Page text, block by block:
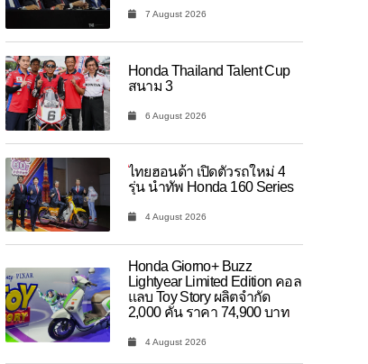
7 August 2026
Honda Thailand Talent Cup
สนาม 3
6 August 2026
ไทยฮอนด้า เปิดตัวรถใหม่ 4
รุ่น นำทัพ Honda 160 Series
4 August 2026
Honda Giorno+ Buzz
Lightyear Limited Edition คอล
แลบ Toy Story ผลิตจำกัด
2,000 คัน ราคา 74,900 บาท
4 August 2026